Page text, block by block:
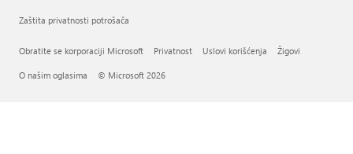
Zaštita privatnosti potrošača
Obratite se korporaciji Microsoft Privatnost Uslovi korišćenja Žigovi
O našim oglasima © Microsoft 2026